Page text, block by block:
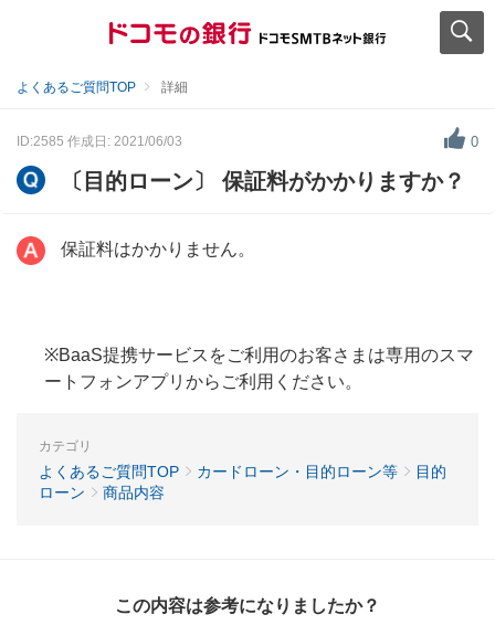
よくあるご質問TOP 詳細
ID:2585 作成日: 2021/06/03 0
〔目的ローン〕 保証料がかかりますか？
保証料はかかりません。
※BaaS提携サービスをご利用のお客さまは専用のスマ
ートフォンアプリからご利用ください。
カテゴリ
よくあるご質問TOP カードローン・目的ローン等
目的
ローン
商品内容
この内容は参考になりましたか？